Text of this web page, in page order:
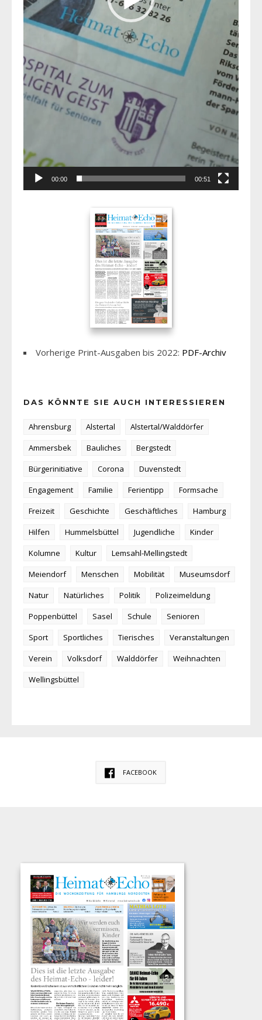
00:00 00:51
Vorherige Print-Ausgaben bis 2022: PDF-Archiv
DAS KÖNNTE SIE AUCH INTERESSIEREN
Ahrensburg Alstertal
Alstertal/Walddörfer
Ammersbek
Bauliches
Bergstedt
Bürgerinitiative
Corona
Duvenstedt
Engagement
Familie Ferientipp
Formsache
Freizeit
Geschichte Geschäftliches
Hamburg
Hilfen
Hummelsbüttel Jugendliche
Kinder
Kolumne
Kultur
Lemsahl-Mellingstedt
Meiendorf
Menschen Mobilität
Museumsdorf
Natur
Natürliches Politik
Polizeimeldung
Poppenbüttel
Sasel Schule
Senioren
Sport
Sportliches Tierisches
Veranstaltungen
Verein
Volksdorf Walddörfer
Weihnachten
Wellingsbüttel
FACEBOOK